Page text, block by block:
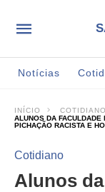
Notícias
INÍCIO
COTIDIANO
ALUNOS DA FACULDADE
PICHAÇÃO RACISTA E
Cotidiano
Alunos